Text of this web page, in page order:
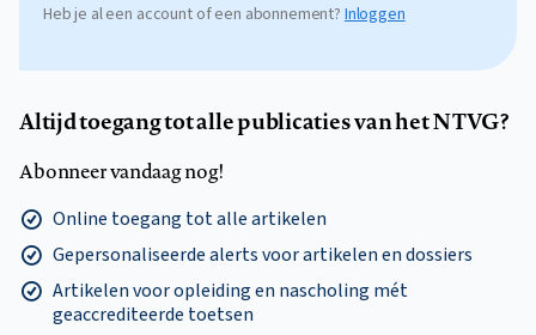
Heb je al een account of een abonnement? Inloggen
Altijd toegang tot alle publicaties van het NTVG?
Abonneer vandaag nog!
Online toegang tot alle artikelen
Gepersonaliseerde alerts voor artikelen en dossiers
Artikelen voor opleiding en nascholing mét
geaccrediteerde toetsen